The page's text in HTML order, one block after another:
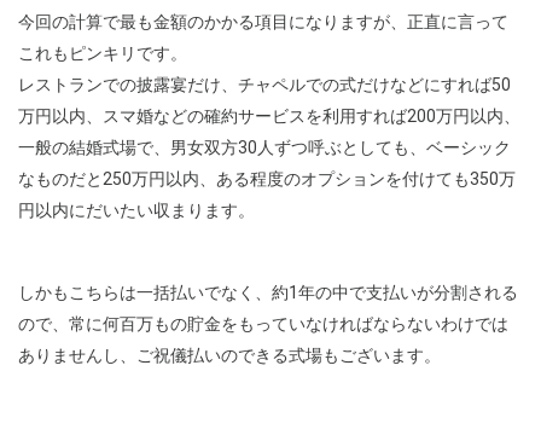
今回の計算で最も金額のかかる項目になりますが、正直に言って
これもピンキリです。
レストランでの披露宴だけ、チャペルでの式だけなどにすれば50
万円以内、スマ婚などの確約サービスを利用すれば200万円以内、
一般の結婚式場で、男女双方30人ずつ呼ぶとしても、ベーシック
なものだと250万円以内、ある程度のオプションを付けても350万
円以内にだいたい収まります。
しかもこちらは一括払いでなく、約1年の中で支払いが分割される
ので、常に何百万もの貯金をもっていなければならないわけでは
ありませんし、ご祝儀払いのできる式場もございます。